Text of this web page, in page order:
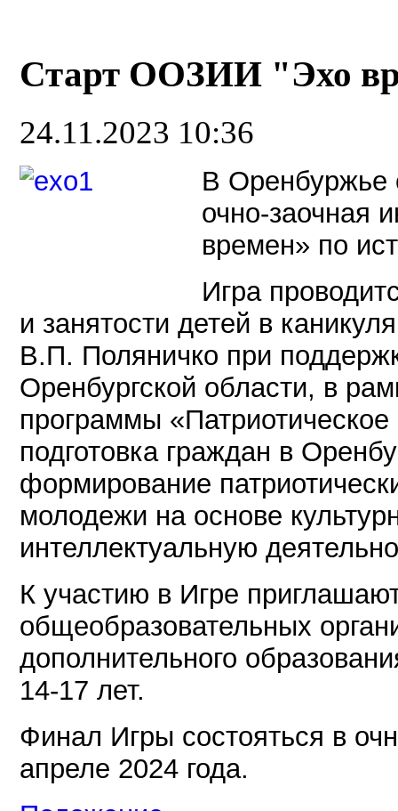
Старт ООЗИИ "Эхо
24.11.2023 10:36
В Оренбуржье
очно-заочная
времен» по
Игра
и занятости детей в
В.П. Поляничко при
Оренбургской области, в
программы
подготовка граждан в
формирование
молодежи на основе
интеллектуальную
К участию в Игре
общеобразовательных
дополнительного
14-17 лет.
Финал Игры состояться в
апреле 2024 года.